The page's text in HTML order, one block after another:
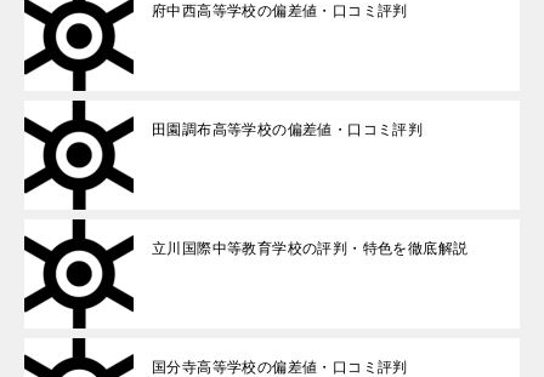
府中西高等学校の偏差値・口コミ評判
田園調布高等学校の偏差値・口コミ評判
立川国際中等教育学校の評判・特色を徹底解説
国分寺高等学校の偏差値・口コミ評判